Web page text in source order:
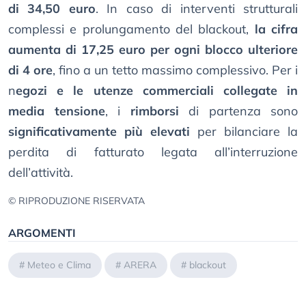
di 34,50 euro. In caso di interventi strutturali
complessi e prolungamento del blackout, la cifra
aumenta di 17,25 euro per ogni blocco ulteriore
di 4 ore, fino a un tetto massimo complessivo. Per i
negozi e le utenze commerciali collegate in
media tensione, i rimborsi di partenza sono
significativamente più elevati per bilanciare la
perdita di fatturato legata all’interruzione
dell’attività.
© RIPRODUZIONE RISERVATA
ARGOMENTI
# Meteo e Clima # ARERA # blackout